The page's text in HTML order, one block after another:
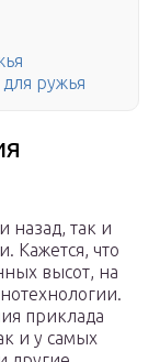
ружья
назад, так и
Кажется, что
высот, на
приклада
и у самых